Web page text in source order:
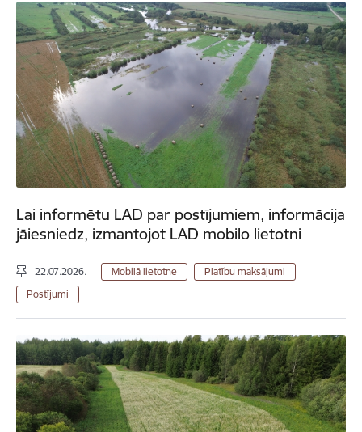
Lai informētu LAD par postījumiem, informācija
jāiesniedz, izmantojot LAD mobilo lietotni
22.07.2026. Mobilā lietotne
Platību maksājumi
Postījumi